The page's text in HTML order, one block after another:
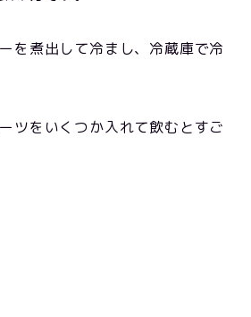
を煮出して冷まし、冷蔵庫で冷
ツをいくつか入れて飲むとすご